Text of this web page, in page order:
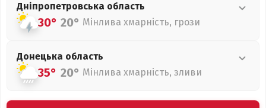
Дніпропетровська область
30° 20° Мінлива хмарність, грози
Донецька область
35° 20° Мінлива хмарність, зливи